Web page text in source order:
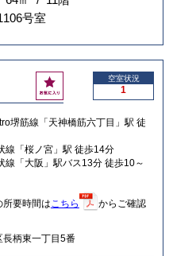
号室
お
気
入
空室状況
1
堺筋線「天神橋筋六丁目」駅 徒
線「桜ノ宮」駅 徒歩14分
線「大阪」駅バス13分 徒歩10～
要時間はこちら
からご確認
長柄東一丁目5番